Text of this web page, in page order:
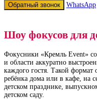
Обратный звонок WhatsApp
Шоу фокусов для
Фокусники «Кремль Event»
и области аккуратно
каждого гостя. Такой формат
ребёнка дома или в кафе, на
детском празднике,
детском саду.